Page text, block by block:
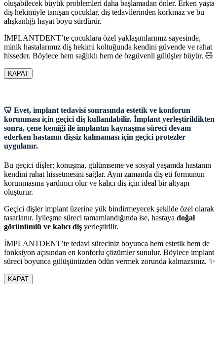
oluşabilecek büyük problemleri daha başlamadan önler. Erken yaşta
diş hekimiyle tanışan çocuklar, diş tedavilerinden korkmaz ve bu
alışkanlığı hayat boyu sürdürür.
İMPLANTDENT’te çocuklara özel yaklaşımlarımız sayesinde,
minik hastalarımız diş hekimi koltuğunda kendini güvende ve rahat
hisseder. Böylece hem sağlıklı hem de özgüvenli gülüşler büyür. 🧸
KAPAT
🦷 Evet, implant tedavisi sonrasında estetik ve konforun
korunması için geçici diş kullanılabilir. İmplant yerleştirildikten
sonra, çene kemiği ile implantın kaynaşma süreci devam
ederken hastanın dişsiz kalmaması için geçici protezler
uygulanır.
Bu geçici dişler; konuşma, gülümseme ve sosyal yaşamda hastanın
kendini rahat hissetmesini sağlar. Aynı zamanda diş eti formunun
korunmasına yardımcı olur ve kalıcı diş için ideal bir altyapı
oluşturur.
Geçici dişler implant üzerine yük bindirmeyecek şekilde özel olarak
tasarlanır. İyileşme süreci tamamlandığında ise, hastaya doğal
görünümlü ve kalıcı diş yerleştirilir.
İMPLANTDENT’te tedavi süreciniz boyunca hem estetik hem de
fonksiyon açısından en konforlu çözümler sunulur. Böylece implant
süreci boyunca gülüşünüzden ödün vermek zorunda kalmazsınız. ✨
KAPAT